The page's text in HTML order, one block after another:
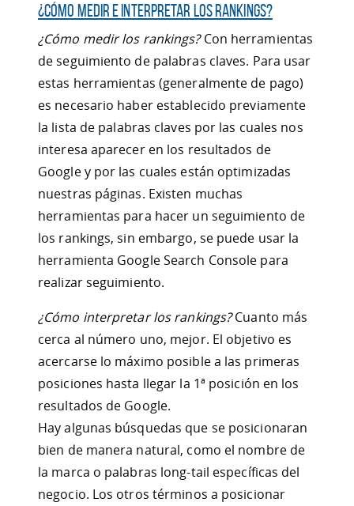
¿Cómo medir e interpretar los rankings?
¿Cómo medir los rankings?Con herramientas
de seguimiento de palabras claves. Para usar
estas herramientas (generalmente de pago)
es necesario haber establecido previamente
la lista de palabras claves por las cuales nos
interesa aparecer en los resultados de
Google y por las cuales están optimizadas
nuestras páginas. Existen muchas
herramientas para hacer un seguimiento de
los rankings, sin embargo, se puede usar la
herramienta Google Search Console para
realizar seguimiento.
¿Cómo interpretar los rankings?Cuanto más
cerca al número uno, mejor. El objetivo es
acercarse lo máximo posible a las primeras
posiciones hasta llegar la 1ª posición en los
resultados de Google.
Hay algunas búsquedas que se posicionaran
bien de manera natural, como el nombre de
la marca o palabras long-tail específicas del
negocio. Los otros términos a posicionar